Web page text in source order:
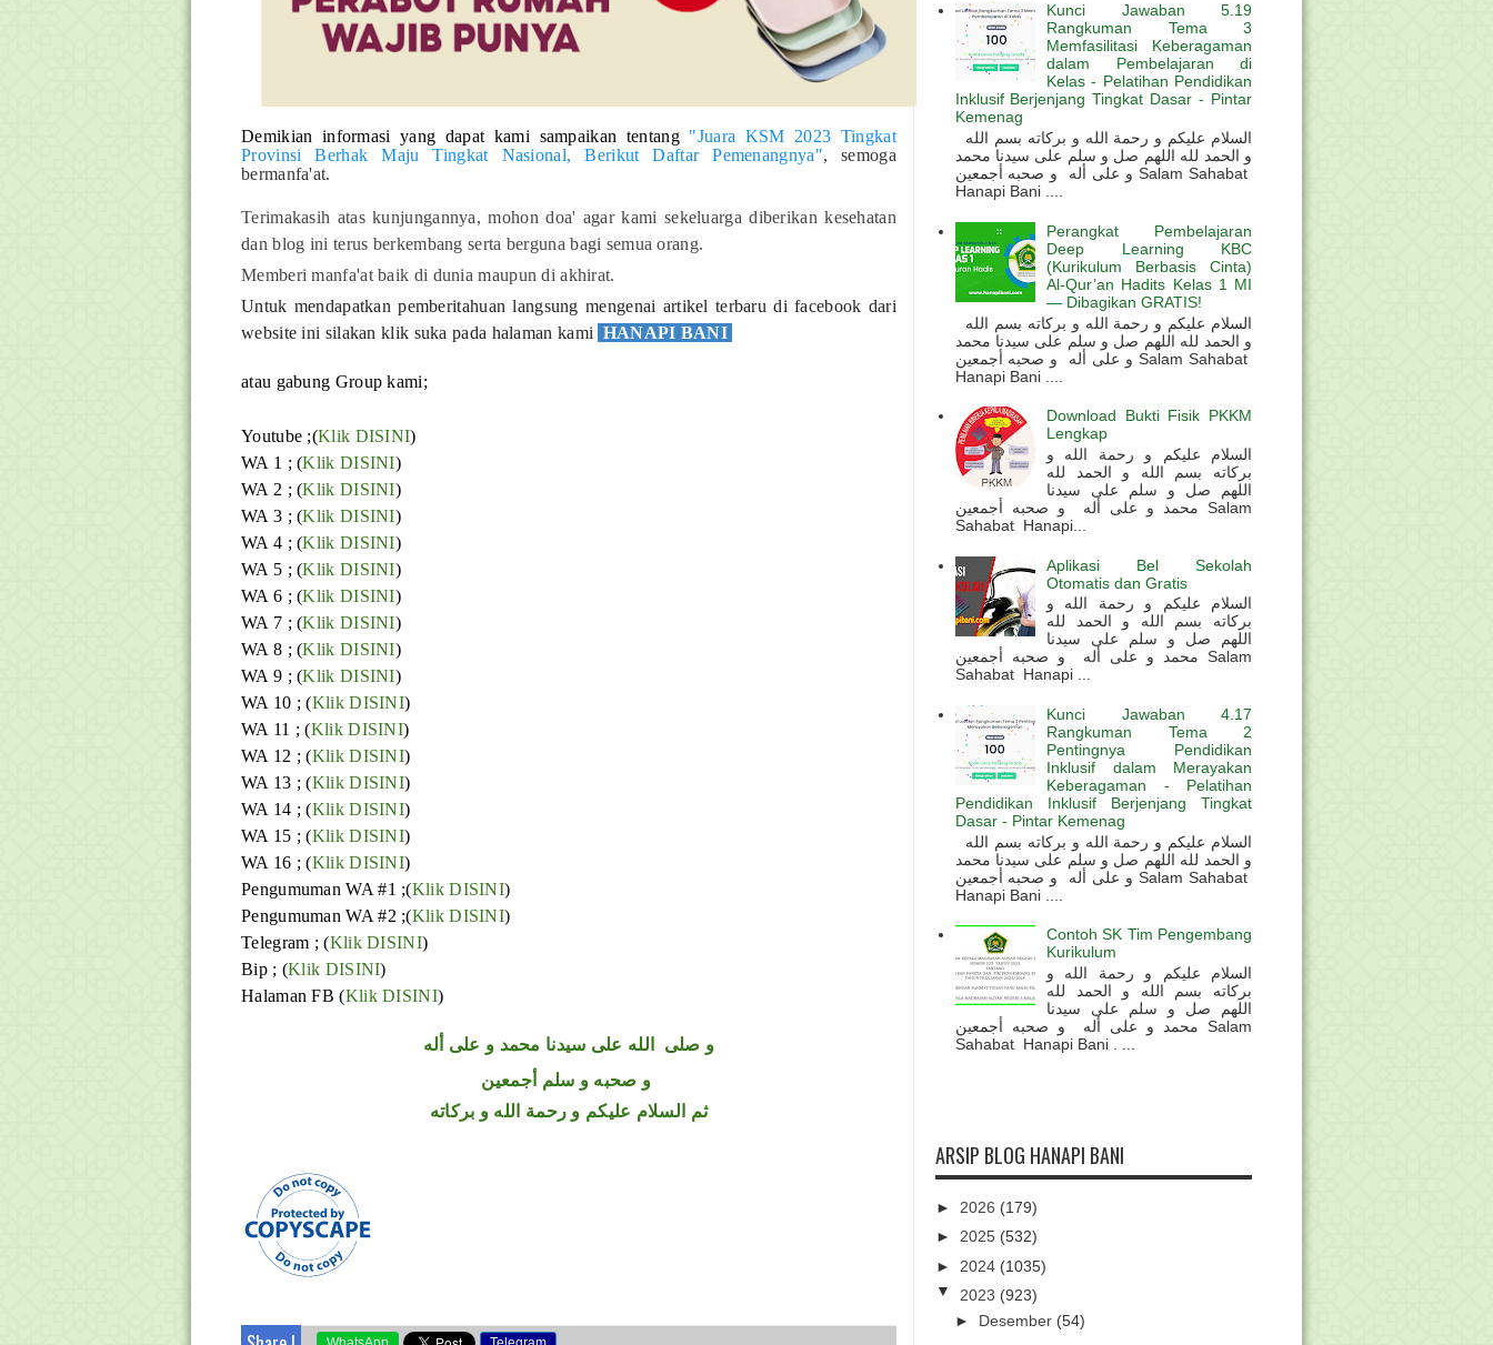
Demikian informasi yang dapat kami sampaikan tentang "Juara KSM 2023 Tingkat
Provinsi Berhak Maju Tingkat Nasional, Berikut Daftar Pemenangnya", semoga
bermanfa'at.
Terimakasih atas kunjungannya, mohon doa' agar kami sekeluarga diberikan kesehatan
dan blog ini terus berkembang serta berguna bagi semua orang.
Memberi manfa'at baik di dunia maupun di akhirat.
Untuk mendapatkan pemberitahuan langsung mengenai artikel terbaru di facebook dari
website ini silakan klik suka pada halaman kami HANAPI BANI
atau gabung Group kami;
Youtube ;(Klik DISINI)
WA 1 ; (Klik DISINI)
WA 2 ; (Klik DISINI)
WA 3 ; (Klik DISINI)
WA 4 ; (Klik DISINI)
WA 5 ; (Klik DISINI)
WA 6 ; (Klik DISINI)
WA 7 ; (Klik DISINI)
WA 8 ; (Klik DISINI)
WA 9 ; (Klik DISINI)
WA 10 ; (Klik DISINI)
WA 11 ; (Klik DISINI)
WA 12 ; (Klik DISINI)
WA 13 ; (Klik DISINI)
WA 14 ; (Klik DISINI)
WA 15 ; (Klik DISINI)
WA 16 ; (Klik DISINI)
Pengumuman WA #1 ;(Klik DISINI)
Pengumuman WA #2 ;(Klik DISINI)
Telegram ;(Klik DISINI)
Bip ; (Klik DISINI)
Halaman FB(Klik DISINI)
و صلى الله على سيدنا محمد و على أله
و صحبه و سلم أجمعين
ثم السلام عليكم و رحمة الله و بركاته
Kunci Jawaban 5.19
Rangkuman Tema 3
Memfasilitasi Keberagaman
dalam Pembelajaran di
Kelas - Pelatihan Pendidikan
Inklusif Berjenjang Tingkat Dasar - Pintar
Kemenag
و الحمد لله اللهم صل و سلم على سيدنا محمد
و على أله و صحبه أجمعين Salam Sahabat
Hanapi Bani ....
Perangkat Pembelajaran
Deep Learning KBC
(Kurikulum Berbasis Cinta)
Al-Qur’an Hadits Kelas 1 MI
— Dibagikan GRATIS!
و الحمد لله اللهم صل و سلم على سيدنا محمد
و على أله و صحبه أجمعين Salam Sahabat
Hanapi Bani ....
Download Bukti Fisik PKKM
Lengkap
السلام عليكم و رحمة الله و
بركاته بسم الله و الحمد لله
اللهم صل و سلم على سيدنا
محمد و على أله و صحبه أجمعين Salam
Sahabat Hanapi...
Aplikasi Bel Sekolah
Otomatis dan Gratis
السلام عليكم و رحمة الله و
بركاته بسم الله و الحمد لله
اللهم صل و سلم على سيدنا
محمد و على أله و صحبه أجمعين Salam
Sahabat Hanapi ...
Kunci Jawaban 4.17
Rangkuman Tema 2
Pentingnya Pendidikan
Inklusif dalam Merayakan
Keberagaman - Pelatihan
Pendidikan Inklusif Berjenjang Tingkat
Dasar - Pintar Kemenag
و الحمد لله اللهم صل و سلم على سيدنا محمد
و على أله و صحبه أجمعين Salam Sahabat
Hanapi Bani ....
Contoh SK Tim Pengembang
Kurikulum
السلام عليكم و رحمة الله و
بركاته بسم الله و الحمد لله
اللهم صل و سلم على سيدنا
محمد و على أله و صحبه أجمعين Salam
Sahabat Hanapi Bani . ...
ARSIP BLOG HANAPI BANI
► 2026 (179)
► 2025 (532)
► 2024 (1035)
▼ 2023 (923)
► Desember (54)